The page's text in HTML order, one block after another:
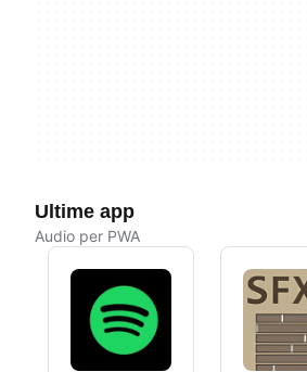
Ultime app
Audio per PWA